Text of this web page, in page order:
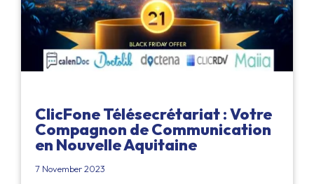
ClicFone Télésecrétariat : Votre
Compagnon de Communication
en Nouvelle Aquitaine
7 November 2023